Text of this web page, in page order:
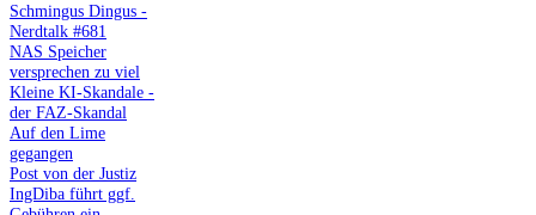
Schmingus Dingus -
Nerdtalk #681
NAS Speicher
versprechen zu viel
Kleine KI-Skandale -
der FAZ-Skandal
Auf den Lime
gegangen
Post von der Justiz
IngDiba führt ggf.